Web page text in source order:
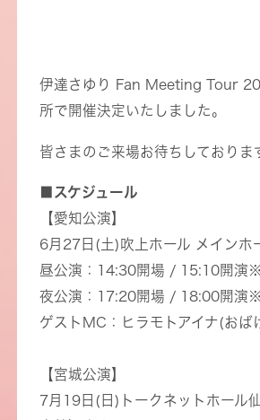
伊達さゆり Fan Meeting Tour
所で開催決定いたしました。
皆さまのご来場お待ちしておりま
■スケジュール
【愛知公演】
6月27日(土)吹上ホール メインホ
昼公演：14:30開場 / 15:10開演
夜公演：17:20開場 / 18:00開演
ゲストMC：ヒラモトアイナ(おば
【宮城公演】
7月19日(日)トークネットホール